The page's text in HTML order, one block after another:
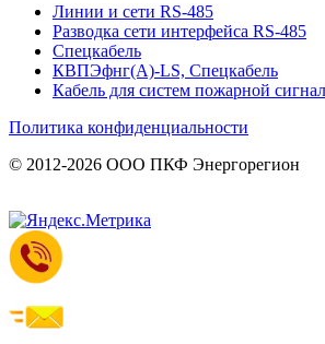
Линии и сети RS-485
Разводка сети интерфейса RS-485
Спецкабель
КВПЭфнг(А)-LS, Спецкабель
Кабель для систем пожарной
Политика конфиденциальности
© 2012-2026 ООО ПКФ Энергорегион